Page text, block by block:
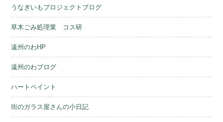
うなぎいもプロジェクトブログ
草木ごみ処理業 コス研
遠州のわHP
遠州のわブログ
ハートペイント
街のガラス屋さんの小日記